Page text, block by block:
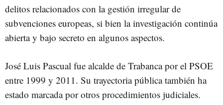
delitos relacionados con la gestión irregular de
subvenciones europeas, si bien la investigación continúa
abierta y bajo secreto en algunos aspectos.
José Luis Pascual fue alcalde de Trabanca por el PSOE
entre 1999 y 2011. Su trayectoria pública también ha
estado marcada por otros procedimientos judiciales.